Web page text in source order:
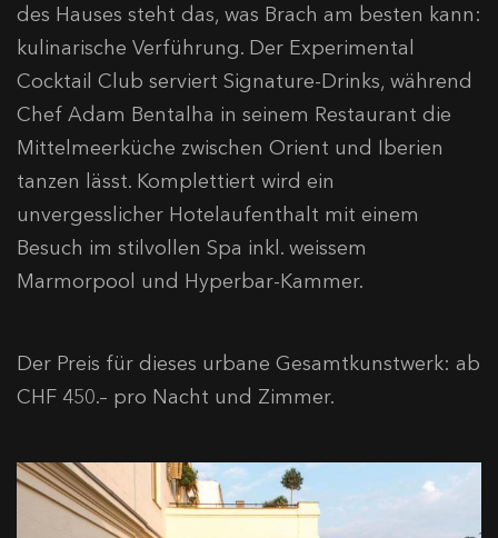
des Hauses steht das, was Brach am besten kann:
kulinarische Verführung. Der Experimental
Cocktail Club serviert Signature-Drinks, während
Chef Adam Bentalha in seinem Restaurant die
Mittelmeerküche zwischen Orient und Iberien
tanzen lässt. Komplettiert wird ein
unvergesslicher Hotelaufenthalt mit einem
Besuch im stilvollen Spa inkl. weissem
Marmorpool und Hyperbar-Kammer.
Der Preis für dieses urbane Gesamtkunstwerk: ab
CHF 450.– pro Nacht und Zimmer.